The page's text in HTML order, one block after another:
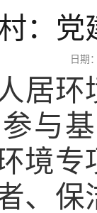
：党
日期
居
与
境
、